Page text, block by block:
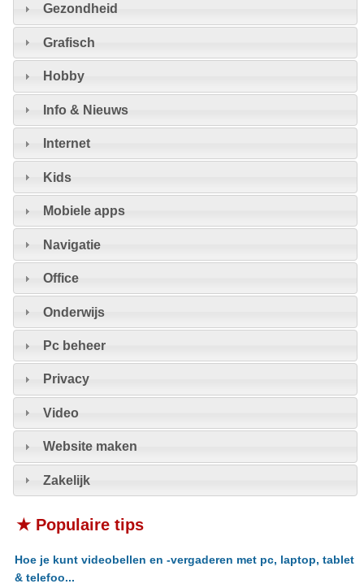
Gezondheid
Grafisch
Hobby
Info & Nieuws
Internet
Kids
Mobiele apps
Navigatie
Office
Onderwijs
Pc beheer
Privacy
Video
Website maken
Zakelijk
★ Populaire tips
Hoe je kunt videobellen en -vergaderen met pc, laptop, tablet
& telefoo...